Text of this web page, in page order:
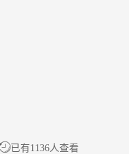
已有1136人查看